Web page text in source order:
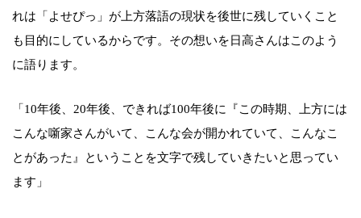
れは「よせぴっ」が上方落語の現状を後世に残していくこと
も目的にしているからです。その想いを日高さんはこのよう
に語ります。
「10年後、20年後、できれば100年後に『この時期、上方には
こんな噺家さんがいて、こんな会が開かれていて、こんなこ
とがあった』ということを文字で残していきたいと思ってい
ます」